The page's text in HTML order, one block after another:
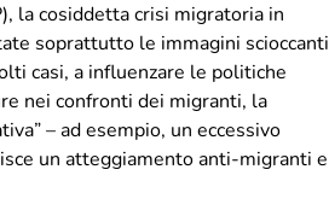
la cosiddetta crisi migratoria in
soprattutto le immagini scioccanti
casi, a influenzare le politiche
nei confronti dei migranti, la
– ad esempio, un eccessivo
un atteggiamento anti-migranti e